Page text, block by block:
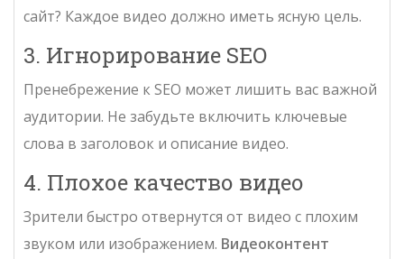
сайт? Каждое видео должно иметь ясную цель.
3. Игнорирование SEO
Пренебрежение к SEO может лишить вас важной
аудитории. Не забудьте включить ключевые
слова в заголовок и описание видео.
4. Плохое качество видео
Зрители быстро отвернутся от видео с плохим
звуком или изображением. Видеоконтент